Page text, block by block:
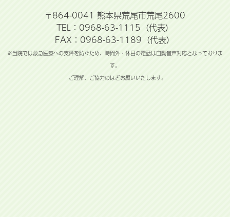
〒864-0041 熊本県荒尾市荒尾2600
TEL：0968-63-1115（代表）
FAX：0968-63-1189（代表）
※当院では救急医療への支障を防ぐため、時間外・休日の電話は自動音声対応となっておりま
す。
ご理解、ご協力のほどお願いいたします。